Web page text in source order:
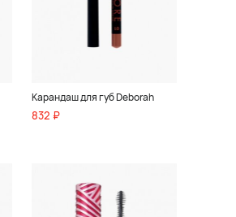
Карандаш для губ Deborah
832 ₽